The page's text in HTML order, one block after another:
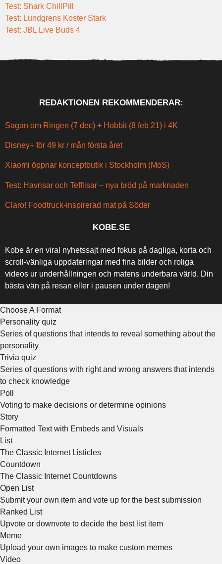
Test: Shark ChillPill
Test: Lundgrens Koster Stark
Test: JBL Live Buds 4
REDAKTIONEN REKOMMENDERAR:
Sagan om Ringen (7 dec) + Hobbit (8 feb 21) i 4K
Disney+ för 49 kr / mån första året
Xiaomi öppnar konceptbutik i Stockholm (MoS)
Test: Havrisar och Tefflisar – nya bröd på marknaden
Claro! Foodtruck-inspirerad mat på Söder
KOBE.SE
Kobe är en viral nyhetssajt med fokus på dagliga, korta och
scroll-vänliga uppdateringar med fina bilder och roliga
videos ur underhållningen och matens underbara värld. Din
bästa vän på resan eller i pausen under dagen!
Choose A Format
Personality quiz
Series of questions that intends to reveal something about the
personality
Trivia quiz
Series of questions with right and wrong answers that intends
to check knowledge
Poll
Voting to make decisions or determine opinions
Story
Formatted Text with Embeds and Visuals
List
The Classic Internet Listicles
Countdown
The Classic Internet Countdowns
Open List
Submit your own item and vote up for the best submission
Ranked List
Upvote or downvote to decide the best list item
Meme
Upload your own images to make custom memes
Video